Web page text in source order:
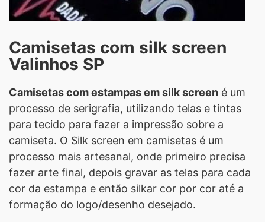
Camisetas com silk screen
Valinhos SP
Camisetas com estampas em silk screen é um
processo de serigrafia, utilizando telas e tintas
para tecido para fazer a impressão sobre a
camiseta. O Silk screen em camisetas é um
processo mais artesanal, onde primeiro precisa
fazer arte final, depois gravar as telas para cada
cor da estampa e então silkar cor por cor até a
formação do logo/desenho desejado.